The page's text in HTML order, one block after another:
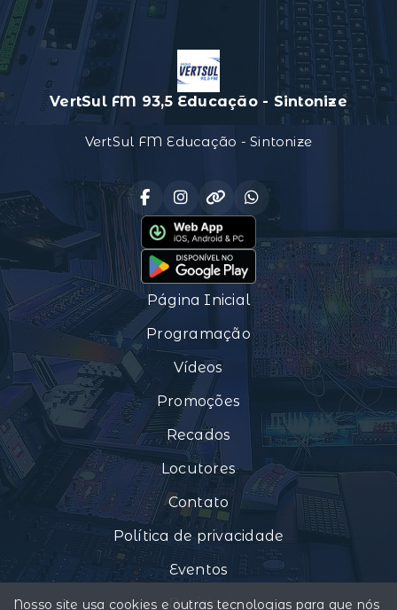
VertSul FM 93,5 Educação - Sintonize
VertSul FM Educação - Sintonize
Página Inicial
Programação
Vídeos
Promoções
Recados
Locutores
Contato
Política de privacidade
Eventos
Notícias
Nosso site usa cookies e outras tecnologias para que nós